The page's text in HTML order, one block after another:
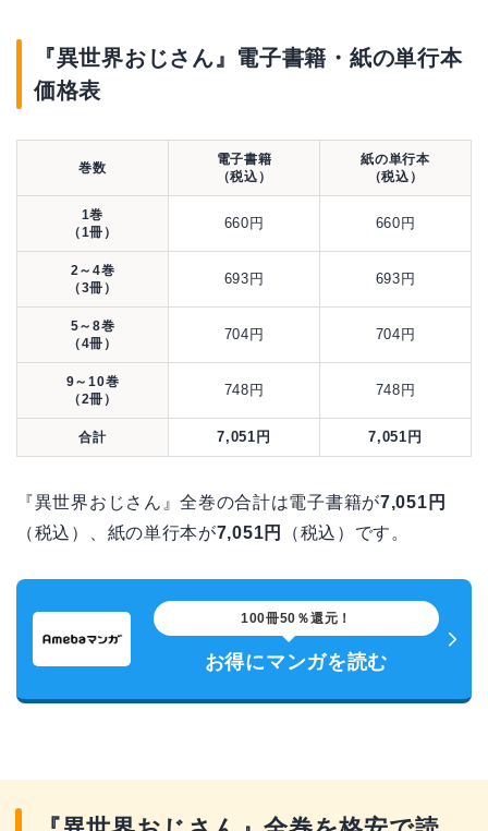
『異世界おじさん』電子書籍・紙の単行本
価格表
巻数
電子書籍
（税込）
紙の単行本
（税込）
1巻
（1冊）
660円 660円
2～4巻
（3冊）
693円 693円
5～8巻
（4冊）
704円 704円
9～10巻
（2冊）
748円 748円
合計 7,051円 7,051円
『異世界おじさん』全巻の合計は電子書籍が7,051円
（税込）、紙の単行本が7,051円 （税込）です。
100冊50％還元！
お得にマンガを読む